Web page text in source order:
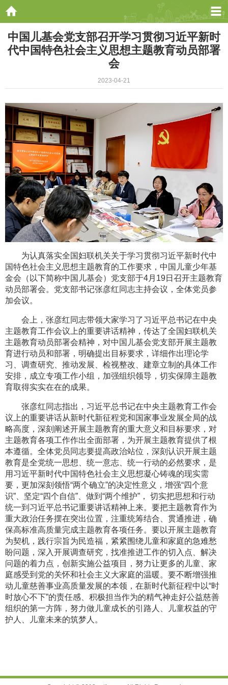
中国儿基会党支部召开学习贯彻习近平新时
代中国特色社会主义思想主题教育动员部署
会
2023-04-21
为认真落实全国妇联机关关于学习贯彻习近平新时代中
国特色社会主义思想主题教育的工作要求，中国儿童少年基
金会（以下简称中国儿基会）党支部于4月19日召开主题教育
动员部署会。党支部书记张彦红同志主持会议，全体党员参
加会议。
会上，张彦红同志带领大家学习了习近平总书记在中央
主题教育工作会议上的重要讲话精神，传达了全国妇联机关
主题教育动员部署会精神，对中国儿基会党支部开展主题教
育进行动员和部署，明确提出目标要求，详细作出理论学
习、调查研究、推动发展、检视整改、建章立制的具体工作
安排，成立专项工作小组，加强组织领导，切实保障主题教
育取得实实在在的成果。
张彦红同志指出，习近平总书记在中央主题教育工作会
议上的重要讲话从新时代新征程党和国家事业发展全局的战
略高度，深刻阐述开展主题教育的重大意义和目标要求，对
主题教育各项工作作出全面部署，为开展主题教育提供了根
本遵循。全体党员同志要提高政治站位，深刻认识开展主题
教育是全党统一思想、统一意志、统一行动的必然要求，是
用习近平新时代中国特色社会主义思想凝心铸魂的现实需
要，更加深刻领悟“两个确立”的决定性意义，增强“四个意
识”、坚定“四个自信”、做到“两个维护”， 切实把思想和行动
统一到习近平总书记重要讲话精神上来。要把主题教育作为
重大政治任务摆在突出位置，注重统筹结合、贯通推进，确
保高标准高质量完成主题教育各项任务。要以开展主题教育
为契机，践行宗旨为民造福，紧紧围绕儿童和家庭的急难愁
盼问题，深入开展调查研究，找准推进工作的切入点、解决
问题的着力点，创新实施公益项目，努力让更多的儿童、家
庭感受到党的关怀和社会主义大家庭的温暖。要不断增强推
动儿童慈善事业高质量发展的本领，在新时代新征程中以“时
时放心不下”的责任感、积极担当作为的精气神走好公益慈善
组织的第一方阵，努力做儿童成长的引路人、儿童权益的守
护人、儿童未来的筑梦人。